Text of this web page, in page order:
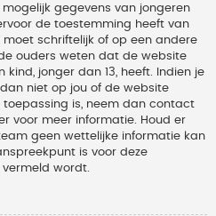
gegevens van jongeren
de toestemming heeft van
schriftelijk of op een andere
ouders weten dat de website
kind, jonger dan 13, heeft. Indien je
niet op jou of de website
is, neem dan contact
voor meer informatie. Houd er
geen wettelijke informatie kan
is voor deze
wordt.